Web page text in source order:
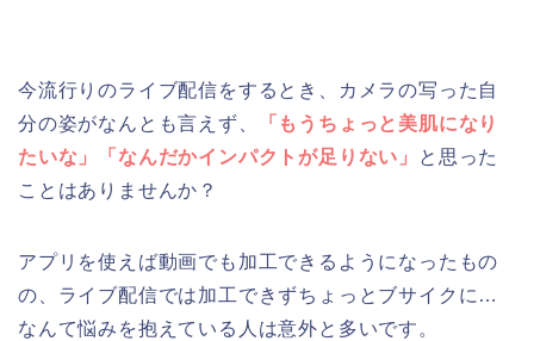
今流行りのライブ配信をするとき、カメラの写った自
分の姿がなんとも言えず、
「 もうちょっと美肌になり
たいな」「なんだかインパクトが足りない」
と思った
ことはありませんか？
アプリを使えば動画でも加工できるようになったもの
の、ライブ配信では加工できずちょっとブサイクに…
なんて悩みを抱えている人は意外と多いです。